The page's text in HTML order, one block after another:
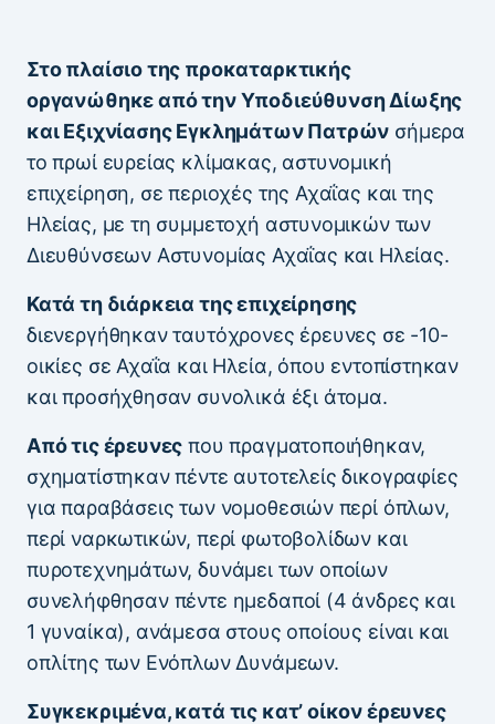
Στο πλαίσιο της προκαταρκτικής
οργανώθηκε από την Υποδιεύθυνση Δίωξης
και Εξιχνίασης Εγκλημάτων Πατρών σήμερα
το πρωί ευρείας κλίμακας, αστυνομική
επιχείρηση, σε περιοχές της Αχαΐας και της
Ηλείας, με τη συμμετοχή αστυνομικών των
Διευθύνσεων Αστυνομίας Αχαΐας και Ηλείας.
Κατά τη διάρκεια της επιχείρησης
διενεργήθηκαν ταυτόχρονες έρευνες σε -10-
οικίες σε Αχαΐα και Ηλεία, όπου εντοπίστηκαν
και προσήχθησαν συνολικά έξι άτομα.
Από τις έρευνες που πραγματοποιήθηκαν,
σχηματίστηκαν πέντε αυτοτελείς δικογραφίες
για παραβάσεις των νομοθεσιών περί όπλων,
περί ναρκωτικών, περί φωτοβολίδων και
πυροτεχνημάτων, δυνάμει των οποίων
συνελήφθησαν πέντε ημεδαποί (4 άνδρες και
1 γυναίκα), ανάμεσα στους οποίους είναι και
οπλίτης των Ενόπλων Δυνάμεων.
Συγκεκριμένα, κατά τις κατ’ οίκον έρευνες